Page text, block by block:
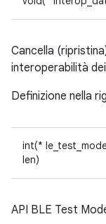
Cancella
interoperabilità
Definizione nella
int(*
len)
API BLE Test